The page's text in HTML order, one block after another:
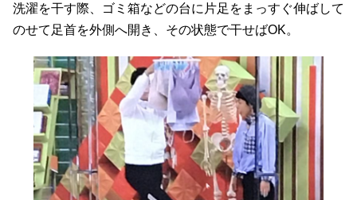
洗濯を干す際、ゴミ箱などの台に片足をまっすぐ伸ばして
のせて足首を外側へ開き、その状態で干せばOK。